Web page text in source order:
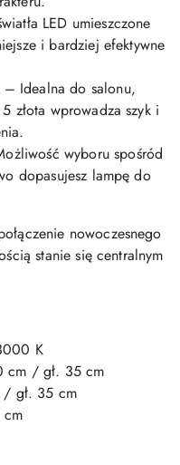
LED umieszczone
i bardziej efektywne
– Idealna do salonu,
złota wprowadza szyk i
wyboru spośród
dopasujesz lampę do
nowoczesnego
stanie się centralnym
K
cm / gł. 35 cm
gł. 35 cm